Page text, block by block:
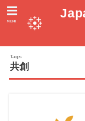
MENU
共創